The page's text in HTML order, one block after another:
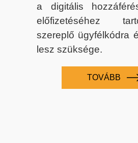
a digitális
előfizetéséhez
szereplő ügyfélkódra
lesz szüksége.
TOVÁBB